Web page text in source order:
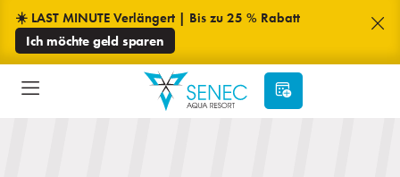
☀️ LAST MINUTE Verlängert | Bis zu 25 % Rabatt
Ich möchte geld sparen